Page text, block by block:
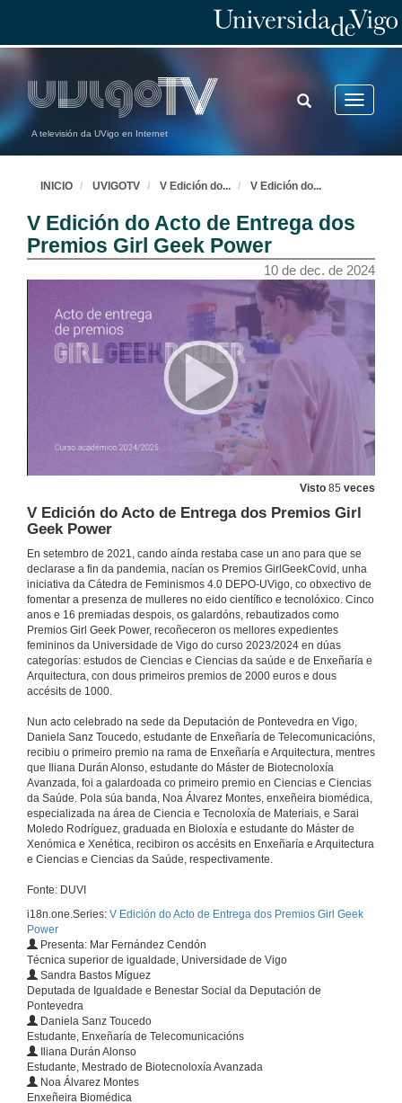
A televisión da UVigo en Internet
Toggle
TOGGLE
SEARCH
INICIO UVIGOTV V Edición do... V Edición do...
V Edición do Acto de Entrega dos
Premios Girl Geek Power
10 de dec. de 2024
Visto 85 veces
V Edición do Acto de Entrega dos Premios Girl
Geek Power
En setembro de 2021, cando aínda restaba case un ano para que se
declarase a fin da pandemia, nacían os Premios GirlGeekCovid, unha
iniciativa da Cátedra de Feminismos 4.0 DEPO-UVigo, co obxectivo de
fomentar a presenza de mulleres no eido científico e tecnolóxico. Cinco
anos e 16 premiadas despois, os galardóns, rebautizados como
Premios Girl Geek Power, recoñeceron os mellores expedientes
femininos da Universidade de Vigo do curso 2023/2024 en dúas
categorías: estudos de Ciencias e Ciencias da saúde e de Enxeñaría e
Arquitectura, con dous primeiros premios de 2000 euros e dous
accésits de 1000.
Nun acto celebrado na sede da Deputación de Pontevedra en Vigo,
Daniela Sanz Toucedo, estudante de Enxeñaría de Telecomunicacións,
recibiu o primeiro premio na rama de Enxeñaría e Arquitectura, mentres
que Iliana Durán Alonso, estudante do Máster de Biotecnoloxía
Avanzada, foi a galardoada co primeiro premio en Ciencias e Ciencias
da Saúde. Pola súa banda, Noa Álvarez Montes, enxeñeira biomédica,
especializada na área de Ciencia e Tecnoloxía de Materiais, e Sarai
Moledo Rodríguez, graduada en Bioloxía e estudante do Máster de
Xenómica e Xenética, recibiron os accésits en Enxeñaría e Arquitectura
e Ciencias e Ciencias da Saúde, respectivamente.
Fonte: DUVI
i18n.one.Series: V Edición do Acto de Entrega dos Premios Girl Geek
Power
Presenta: Mar Fernández Cendón
Técnica superior de igualdade, Universidade de Vigo
Sandra Bastos Míguez
Deputada de Igualdade e Benestar Social da Deputación de
Pontevedra
Daniela Sanz Toucedo
Estudante, Enxeñaría de Telecomunicacións
Iliana Durán Alonso
Estudante, Mestrado de Biotecnoloxía Avanzada
Noa Álvarez Montes
Enxeñeira Biomédica